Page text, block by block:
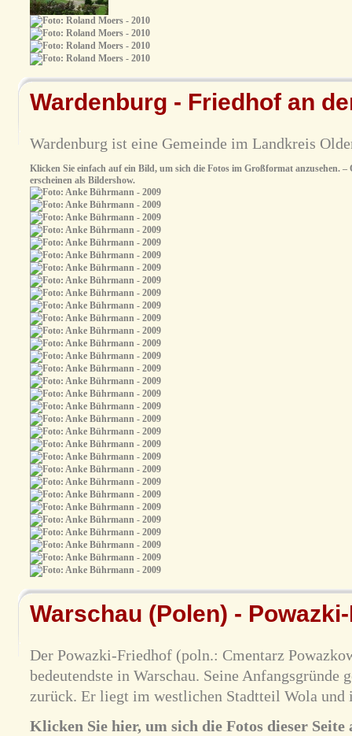
Wardenburg - Friedhof an
Wardenburg ist eine Gemeinde im Landkreis
Klicken Sie einfach auf ein Bild, um sich die Fotos im Großformat anzusehen. –
erscheinen als Bildershow.
Warschau (Polen) -
Der Powazki-Friedhof (poln.: Cmentarz
bedeutendste in Warschau. Seine Anfangsgründe
zurück. Er liegt im westlichen Stadtteil Wola
Klicken Sie hier, um sich die Fotos dieser Seite